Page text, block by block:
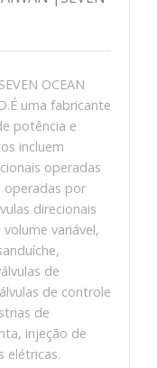
OCEAN
uma fabricante
potência e
incluem
operadas
operadas por
direcionais
variável,
de
de controle
de
injeção de
elétricas.